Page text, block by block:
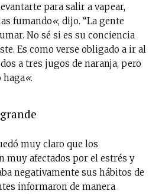
our daily clipping and
news of vaping and
reduction in your email.
para salir a vapear,
fumando«, dijo. “La gente
No sé si es su conciencia
Es como verse obligado a ir al
a tres jugos de naranja, pero
haga«.
muy claro que los
muy afectados por el estrés y
negativamente sus hábitos de
informaron de manera